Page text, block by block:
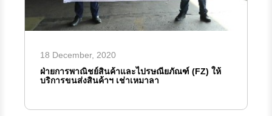
18 December, 2020
ฝ่ายการพาณิชย์สินค้าและไปรษณียภัณฑ์ (FZ) ให้
บริการขนส่งสินค้าฯ เช่าเหมาลา